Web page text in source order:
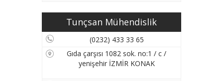
Tunçsan Mühendislik
(0232) 433 33 65
Gıda çarşısı 1082 sok. no:1 / c /
yenişehir İZMİR KONAK